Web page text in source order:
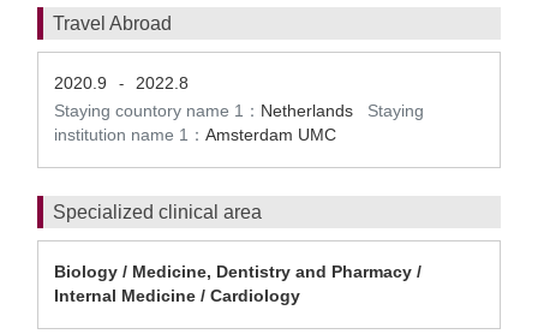
Travel Abroad
2020.9 -
2022.8
Staying countory name 1： Netherlands Staying
institution name 1： Amsterdam UMC
Specialized clinical area
Biology / Medicine, Dentistry and Pharmacy /
Internal Medicine / Cardiology